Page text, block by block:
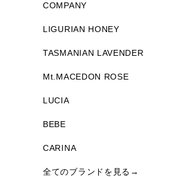
COMPANY
LIGURIAN HONEY
TASMANIAN LAVENDER
Mt.MACEDON ROSE
LUCIA
BEBE
CARINA
全てのブランドを見る→